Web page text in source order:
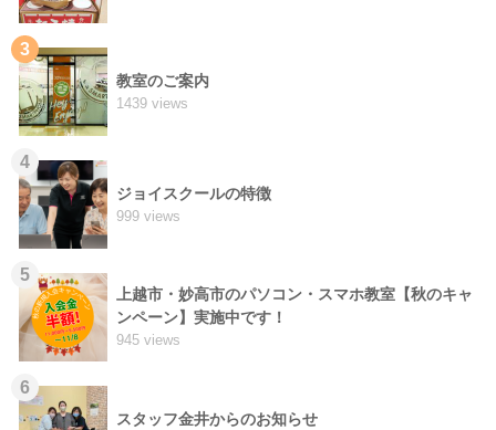
3
教室のご案内
1439 views
4
ジョイスクールの特徴
999 views
5
上越市・妙高市のパソコン・スマホ教室【秋のキャ
ンペーン】実施中です！
945 views
6
スタッフ金井からのお知らせ